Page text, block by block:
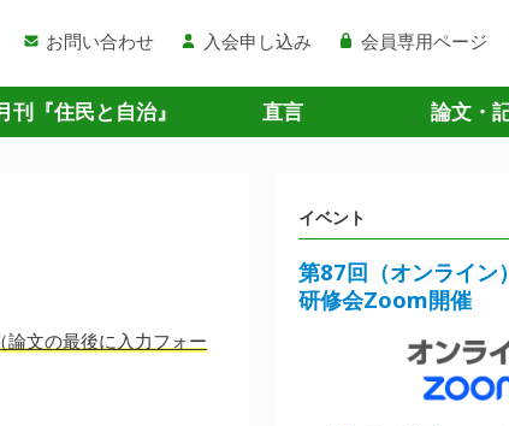
お問い合わせ 入会申し込み 会員専用ページ
刊『住民と自治』 直言 論文・
（論文の最後に入力フォー
イベント
第87回（オンライン
研修会Zoom開催